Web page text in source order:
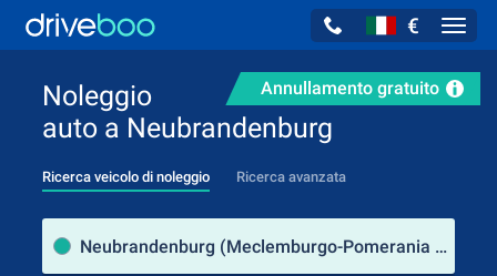
€
Annullamento gratuito
Noleggio
auto a Neubrandenburg
Ricerca veicolo di noleggio Ricerca avanzata
Neubrandenburg (Meclemburgo-Pomerania Anteriore / Germania)